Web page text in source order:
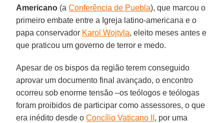
Americano (aConferência de Puebla), que marcou o
primeiro embate entre a Igreja latino-americana e o
papa conservador Karol Wojtyla, eleito meses antes e
que praticou um governo de terror e medo.
Apesar de os bispos da região terem conseguido
aprovar um documento final avançado, o encontro
ocorreu sob enorme tensão –os teólogos e teólogas
foram proibidos de participar como assessores, o que
era inédito desde oConcílio Vaticano II , por uma